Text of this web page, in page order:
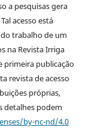
a pesquisas gera
acesso está
trabalho de um
na Revista Irriga
primeira publicação
revista de acesso
próprias,
detalhes podem
by-nc-nd/4.0